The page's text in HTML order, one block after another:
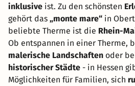
inklusive ist. Zu den schönsten
gehört das „monte mare“ in
beliebte Therme ist die Rhein-
Ob entspannen in einer Therme,
malerische Landschaften oder
historischer Städte - in Hessen
Möglichkeiten für Familien, sich